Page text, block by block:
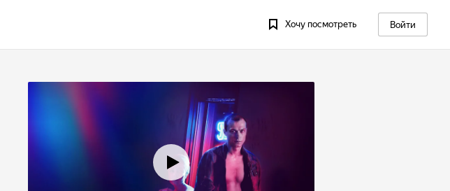
Хочу посмотреть Войти